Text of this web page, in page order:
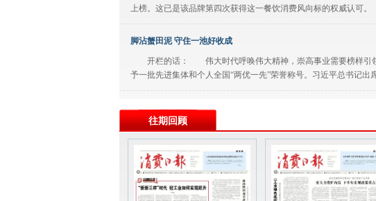
上榜。这已是该品牌第四次获得这一餐饮消费风向标的权威认可
脚沾蟹田泥 守住一池好收成
开栏的话： 伟大时代呼唤伟大精神，崇高事业需要榜样引
予一批先进集体和个人全国“两优一先”荣誉称号。习近平总书记
广告
■️ 中国共产党之所以能够在105年奋斗中不断铸就辉煌，历史
比拟的优秀特质。 ■️ 深深植根人民，始终拥有坚实根基。我们
往期回顾